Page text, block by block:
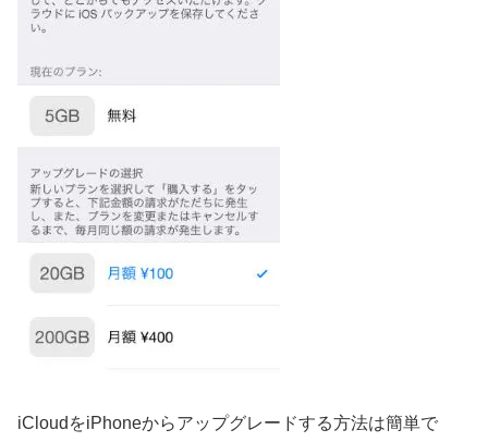
iCloudをiPhoneからアップグレードする方法は簡単で